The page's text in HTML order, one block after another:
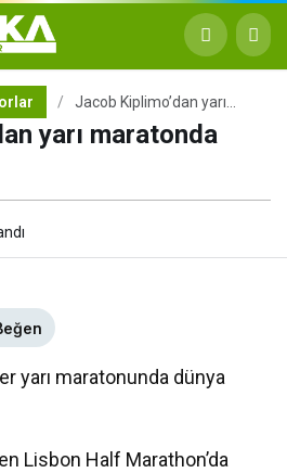
Jacob Kiplimo’dan yarı
yarı maratonda
yarı maratonunda dünya
Lisbon Half Marathon’da